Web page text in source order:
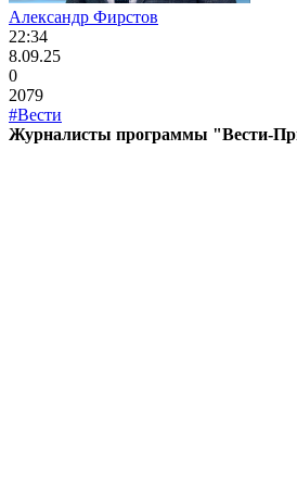
Александр Фирстов
22:34
8.09.25
0
2079
#Вести
Журналисты программы "Вести-